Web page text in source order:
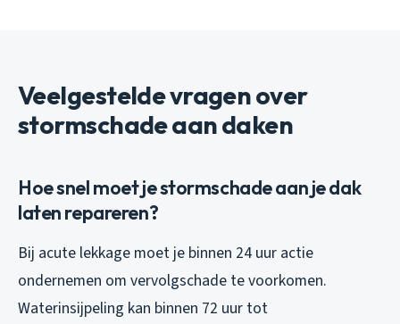
Veelgestelde vragen over
stormschade aan daken
Hoe snel moet je stormschade aan je dak
laten repareren?
Bij acute lekkage moet je binnen 24 uur actie
ondernemen om vervolgschade te voorkomen.
Waterinsijpeling kan binnen 72 uur tot